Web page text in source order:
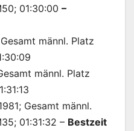
01:30:00 –
männl. Platz
männl. Platz
Gesamt männl.
01:31:32 – Bestzeit